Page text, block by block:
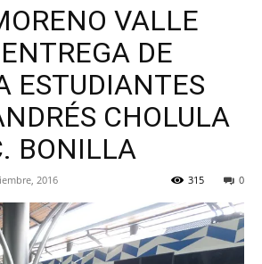
VALLE
DE
ESTUDIANTES
CHOLULA
BONILLA
2016 0
315